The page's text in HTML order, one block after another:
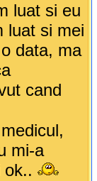
luat si eu
luat si mei
data, ma
cand
mi-a
ok..